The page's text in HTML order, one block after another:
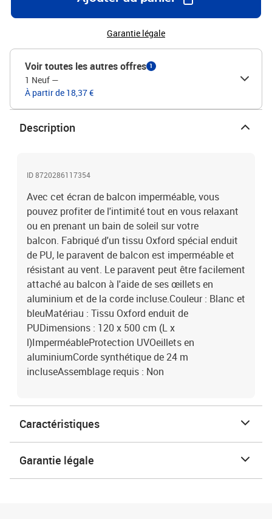
Garantie légale
Voir toutes les autres offres 1
1 Neuf —
À partir de 18,37 €
Description
ID 8720286117354
Avec cet écran de balcon imperméable, vous
pouvez profiter de l'intimité tout en vous relaxant
ou en prenant un bain de soleil sur votre
balcon. Fabriqué d'un tissu Oxford spécial enduit
de PU, le paravent de balcon est imperméable et
résistant au vent. Le paravent peut être facilement
attaché au balcon à l'aide de ses œillets en
aluminium et de la corde incluse.Couleur : Blanc et
bleuMatériau : Tissu Oxford enduit de
PUDimensions : 120 x 500 cm (L x
l)ImperméableProtection UVOeillets en
aluminiumCorde synthétique de 24 m
incluseAssemblage requis : Non
Caractéristiques
Garantie légale